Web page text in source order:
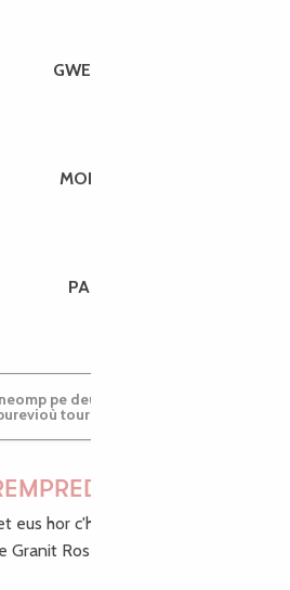
GWENAËLLE
MORGANE
PAULINE
touristerezh
!
eus hor c'hinnigoù mat ha keleier
Rose, enskrivit hoc'h anv